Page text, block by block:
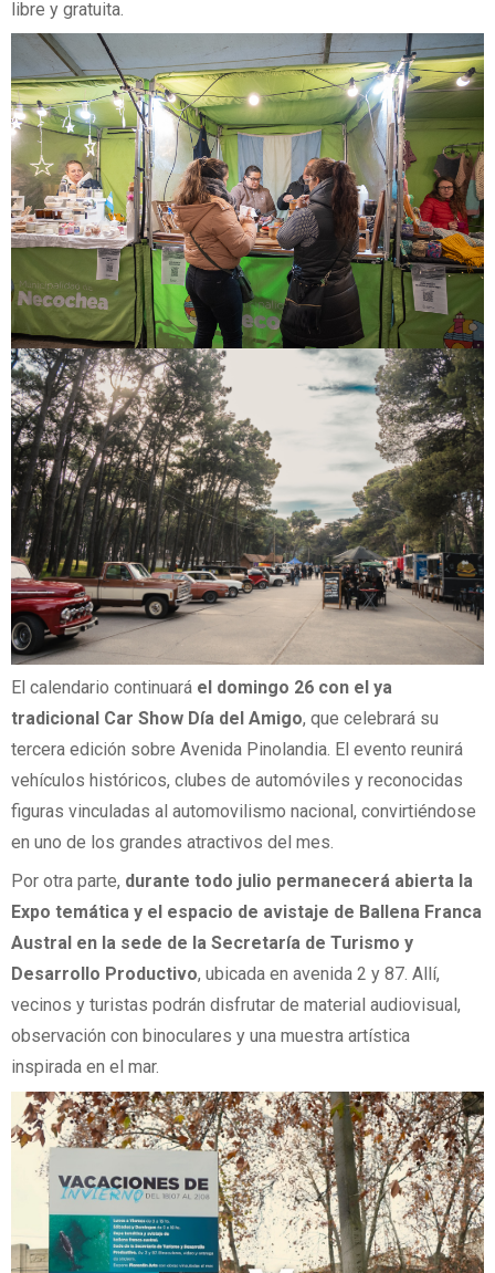
libre y gratuita.
El calendario continuará el domingo 26 con el ya
tradicional Car Show Día del Amigo, que celebrará su
tercera edición sobre Avenida Pinolandia. El evento reunirá
vehículos históricos, clubes de automóviles y reconocidas
figuras vinculadas al automovilismo nacional, convirtiéndose
en uno de los grandes atractivos del mes.
Por otra parte, durante todo julio permanecerá abierta la
Expo temática y el espacio de avistaje de Ballena Franca
Austral en la sede de la Secretaría de Turismo y
Desarrollo Productivo, ubicada en avenida 2 y 87. Allí,
vecinos y turistas podrán disfrutar de material audiovisual,
observación con binoculares y una muestra artística
inspirada en el mar.